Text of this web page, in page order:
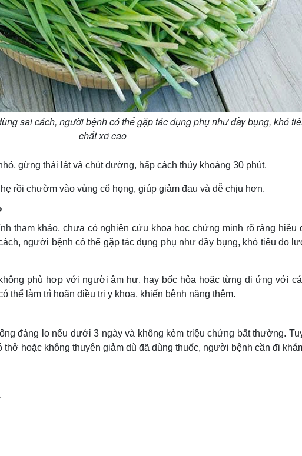
sai cách, người bệnh có thể gặp tác dụng phụ như đầy bụng, khó
chất xơ cao
gừng thái lát và chút đường, hấp cách thủy khoảng 30 phút.
rồi chườm vào vùng cổ họng, giúp giảm đau và dễ chịu hơn.
tham khảo, chưa có nghiên cứu khoa học chứng minh rõ ràng hiệu
người bệnh có thể gặp tác dụng phụ như đầy bụng, khó tiêu do
phù hợp với người âm hư, hay bốc hỏa hoặc từng dị ứng với
thể làm trì hoãn điều trị y khoa, khiến bệnh nặng thêm.
đáng lo nếu dưới 3 ngày và không kèm triệu chứng bất thường.
thở hoặc không thuyên giảm dù đã dùng thuốc, người bệnh cần đi